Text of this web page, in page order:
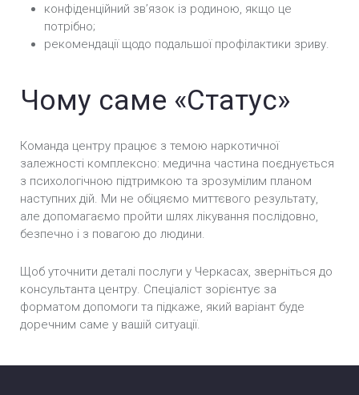
конфіденційний звʼязок із родиною, якщо це
потрібно;
рекомендації щодо подальшої профілактики зриву.
Чому саме «Статус»
Команда центру працює з темою наркотичної
залежності комплексно: медична частина поєднується
з психологічною підтримкою та зрозумілим планом
наступних дій. Ми не обіцяємо миттєвого результату,
але допомагаємо пройти шлях лікування послідовно,
безпечно і з повагою до людини.
Щоб уточнити деталі послуги у Черкасах, зверніться до
консультанта центру. Спеціаліст зорієнтує за
форматом допомоги та підкаже, який варіант буде
доречним саме у вашій ситуації.